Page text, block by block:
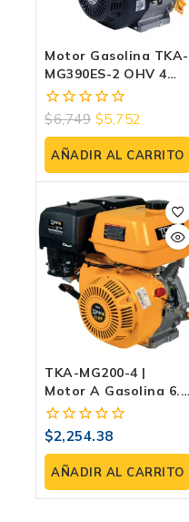
Motor Gasolina TKA-
MG390ES-2 OHV 4
TIEMPOS C/ MARCHA
0
fuera
de
5
$6,749 $5,752
AÑADIR AL CARRITO
TKA-MG200-4 |
Motor A Gasolina 6.5
HP, 4 Tiempos, Eje
Recto 3/4″ Con
Cuñero Para Bomba,
Generador Y
0
fuera
de
5
$2,254.38
AÑADIR AL CARRITO